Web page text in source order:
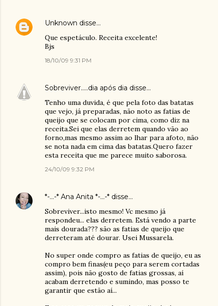
Unknown disse…
Que espetáculo. Receita excelente!
Bjs
18/10/09 9:31 PM
Sobreviver.....dia após dia disse…
Tenho uma duvida, é que pela foto das batatas
que vejo, já preparadas, não noto as fatias de
queijo que se colocam por cima, como diz na
receita.Sei que elas derretem quando vão ao
forno,mas mesmo assim ao lhar para afoto, não
se nota nada em cima das batatas.Quero fazer
esta receita que me parece muito saborosa.
24/10/09 9:32 PM
*-...-* Ana Anita *-...-* disse…
Sobreviver...isto mesmo! Vc mesmo já
respondeu... elas derretem. Está vendo a parte
mais dourada??? são as fatias de queijo que
derreteram até dourar. Usei Mussarela.
No super onde compro as fatias de queijo, eu as
compro bem finas(eu peço para serem cortadas
assim), pois não gosto de fatias grossas, aí
acabam derretendo e sumindo, mas posso te
garantir que estão aí...